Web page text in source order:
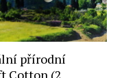
přírodní
Cotton (2